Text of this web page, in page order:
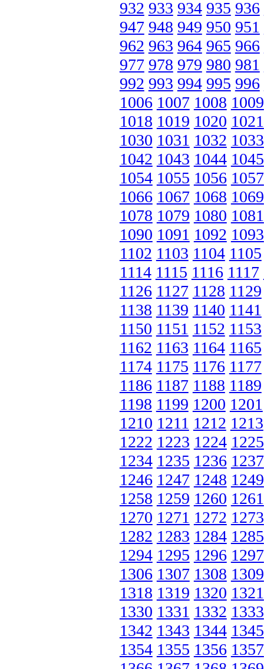
932 933 934 935 936
947 948 949 950 951
962 963 964 965 966
977 978 979 980 981
992 993 994 995 996
1006 1007 1008 1009
1018 1019 1020 1021
1030 1031 1032 1033
1042 1043 1044 1045
1054 1055 1056 1057
1066 1067 1068 1069
1078 1079 1080 1081
1090 1091 1092 1093
1102 1103 1104 1105
1114 1115 1116 1117
1126 1127 1128 1129
1138 1139 1140 1141
1150 1151 1152 1153
1162 1163 1164 1165
1174 1175 1176 1177
1186 1187 1188 1189
1198 1199 1200 1201
1210 1211 1212 1213
1222 1223 1224 1225
1234 1235 1236 1237
1246 1247 1248 1249
1258 1259 1260 1261
1270 1271 1272 1273
1282 1283 1284 1285
1294 1295 1296 1297
1306 1307 1308 1309
1318 1319 1320 1321
1330 1331 1332 1333
1342 1343 1344 1345
1354 1355 1356 1357